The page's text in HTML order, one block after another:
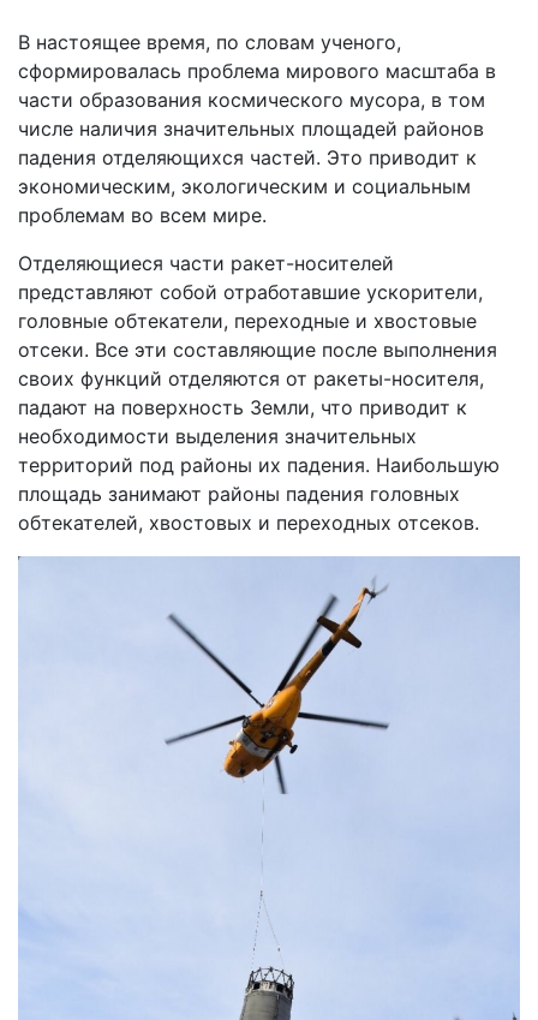
В настоящее время, по словам ученого,
сформировалась проблема мирового масштаба в
части образования космического мусора, в том
числе наличия значительных площадей районов
падения отделяющихся частей. Это приводит к
экономическим, экологическим и социальным
проблемам во всем мире.
Отделяющиеся части ракет-носителей
представляют собой отработавшие ускорители,
головные обтекатели, переходные и хвостовые
отсеки. Все эти составляющие после выполнения
своих функций отделяются от ракеты-носителя,
падают на поверхность Земли, что приводит к
необходимости выделения значительных
территорий под районы их падения. Наибольшую
площадь занимают районы падения головных
обтекателей, хвостовых и переходных отсеков.